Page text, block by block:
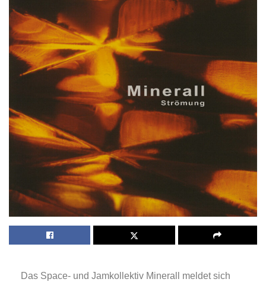
Das Space- und Jamkollektiv Minerall meldet sich